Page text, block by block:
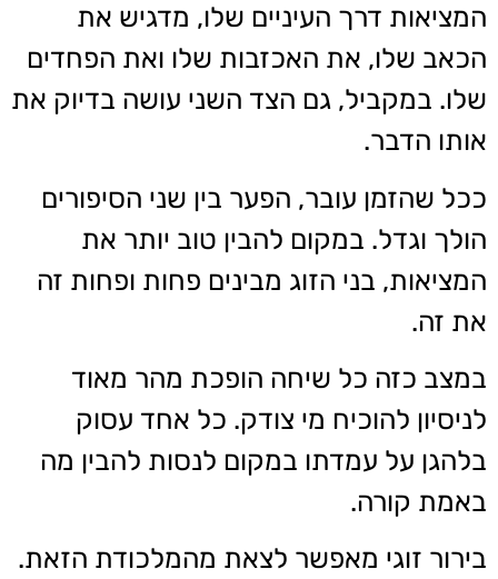
המציאות דרך העיניים שלו, מדגיש את
הכאב שלו, את האכזבות שלו ואת הפחדים
שלו. במקביל, גם הצד השני עושה בדיוק את
אותו הדבר.
ככל שהזמן עובר, הפער בין שני הסיפורים
הולך וגדל. במקום להבין טוב יותר את
המציאות, בני הזוג מבינים פחות ופחות זה
את זה.
במצב כזה כל שיחה הופכת מהר מאוד
לניסיון להוכיח מי צודק. כל אחד עסוק
בלהגן על עמדתו במקום לנסות להבין מה
באמת קורה.
בירור זוגי מאפשר לצאת מהמלכודת הזאת.